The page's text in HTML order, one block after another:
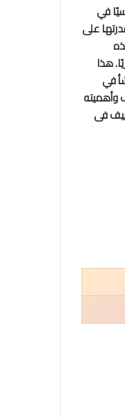
في
على
هذا
في
وأهميته
فى